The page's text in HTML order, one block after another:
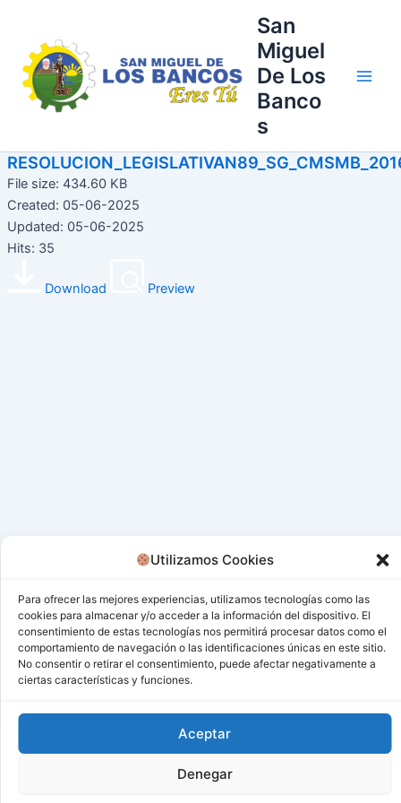
Utilizamos Cookies
Para ofrecer las mejores experiencias, utilizamos tecnologías como las
cookies para almacenar y/o acceder a la información del dispositivo. El
consentimiento de estas tecnologías nos permitirá procesar datos como el
comportamiento de navegación o las identificaciones únicas en este sitio.
No consentir o retirar el consentimiento, puede afectar negativamente a
ciertas características y funciones.
Aceptar
Denegar
contenido
San
Miguel
De Los
Banco
s
File size: 434.60 KB
Created: 05-06-2025
Updated: 05-06-2025
Hits: 35
Download Preview
Todos los derechos © 2026 San Miguel De Los Bancos |
Tema Astra para WordPress